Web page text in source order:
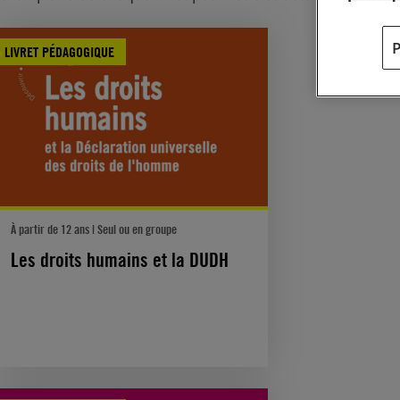
LIVRET PÉDAGOGIQUE
À partir de 12 ans | Seul ou en groupe
Les droits humains et la DUDH